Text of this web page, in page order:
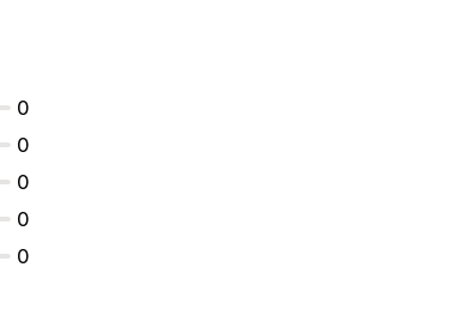
0
0
0
0
0